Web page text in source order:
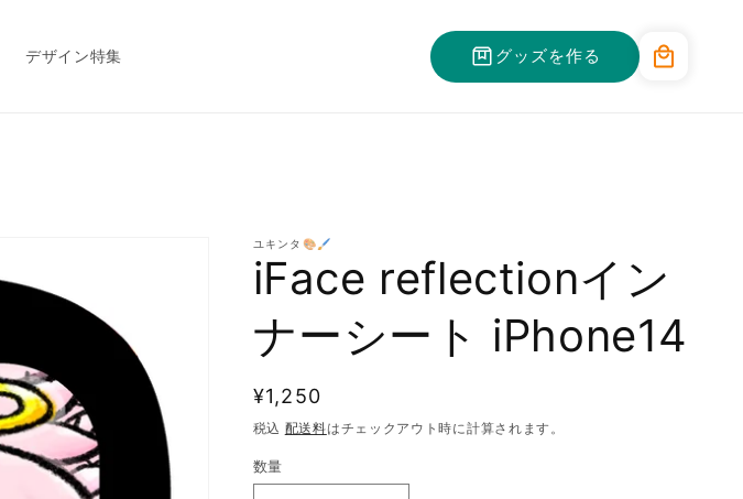
デザイン特集 グッズを作る
ー
ユキンタ🎨🖌
iFace reflectionイン
ナーシート iPhone14
通
常
価
格
¥1,250
税込 配送料はチェックアウト時に計算されます。
数量